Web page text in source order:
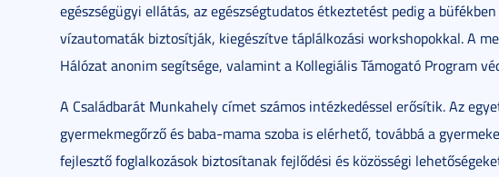
egészségügyi ellátás, az egészségtudatos étkeztetést pedig a
vízautomaták biztosítják, kiegészítve táplálkozási workshopokkal. A
Hálózat anonim segítsége, valamint a Kollegiális Támogató Program
A Családbarát Munkahely címet számos intézkedéssel erősítik. Az
gyermekmegőrző és baba-mama szoba is elérhető, továbbá a
fejlesztő foglalkozások biztosítanak fejlődési és közösségi